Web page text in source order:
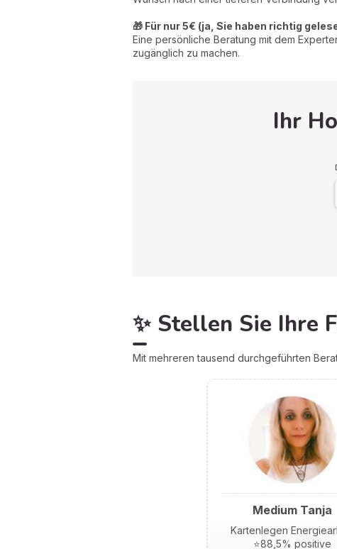
🎁 Für nur 5€ (ja, Sie haben richtig
Eine persönliche Beratung mit dem
zugänglich zu machen.
Ihr
✨ Stellen Sie Ihre
Mit mehreren tausend durchgeführten
Medium Tanja
Kartenlegen
⭐88,5% positive